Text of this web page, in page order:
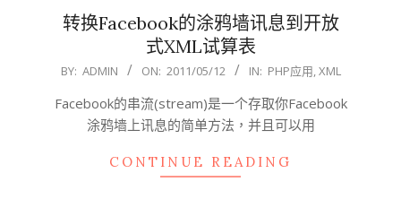
转换Facebook的涂鸦墙讯息到开放
式XML试算表
2011-
12
BY: ADMIN ON: 2011/05/12 IN: PHP应用,XML
Facebook的串流(stream)是一个存取你Facebook
涂鸦墙上讯息的简单方法，并且可以用
CONTINUE READING